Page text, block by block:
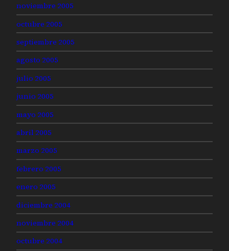
noviembre 2005
octubre 2005
septiembre 2005
agosto 2005
julio 2005
junio 2005
mayo 2005
abril 2005
marzo 2005
febrero 2005
enero 2005
diciembre 2004
noviembre 2004
octubre 2004